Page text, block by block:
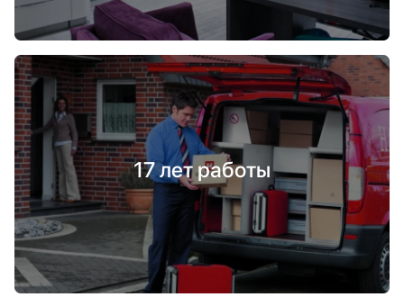
17 лет работы